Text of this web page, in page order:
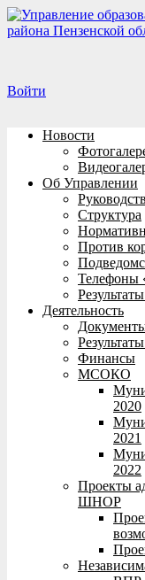
Перейти
к
Войти
Новости
Об Управлении
Структура
Против
Телефоны
Деятельность
Финансы
МСОКО
2020
2021
2022
Проекты
ШНОР